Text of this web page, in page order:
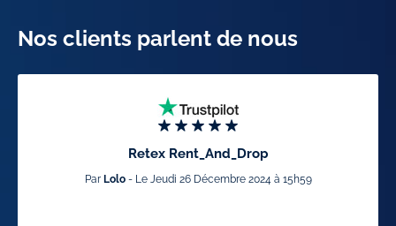
Nos clients parlent de nous
Retex Rent_And_Drop
Par Lolo- Le Jeudi 26 Décembre 2024 à 15h59